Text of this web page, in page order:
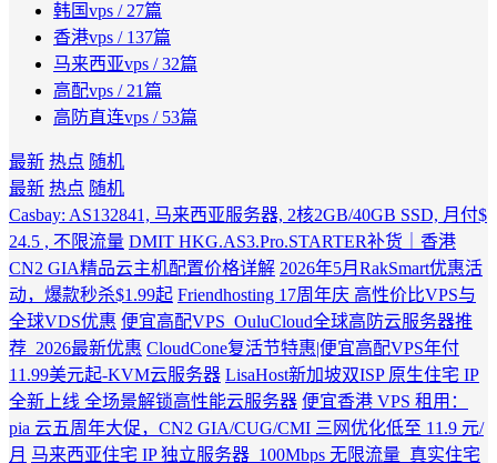
韩国vps / 27篇
香港vps / 137篇
马来西亚vps / 32篇
高配vps / 21篇
高防直连vps / 53篇
最新 热点 随机
最新 热点 随机
Casbay: AS132841, 马来西亚服务器, 2核2GB/40GB SSD, 月付$
24.5 , 不限流量 DMIT HKG.AS3.Pro.STARTER补货｜香港
CN2 GIA精品云主机配置价格详解 2026年5月RakSmart优惠活
动，爆款秒杀$1.99起 Friendhosting 17周年庆 高性价比VPS与
全球VDS优惠 便宜高配VPS_OuluCloud全球高防云服务器推
荐_2026最新优惠 CloudCone复活节特惠|便宜高配VPS年付
11.99美元起-KVM云服务器 LisaHost新加坡双ISP 原生住宅 IP
全新上线 全场景解锁高性能云服务器 便宜香港 VPS 租用：
pia 云五周年大促，CN2 GIA/CUG/CMI 三网优化低至 11.9 元/
月 马来西亚住宅 IP 独立服务器_100Mbps 无限流量_真实住宅